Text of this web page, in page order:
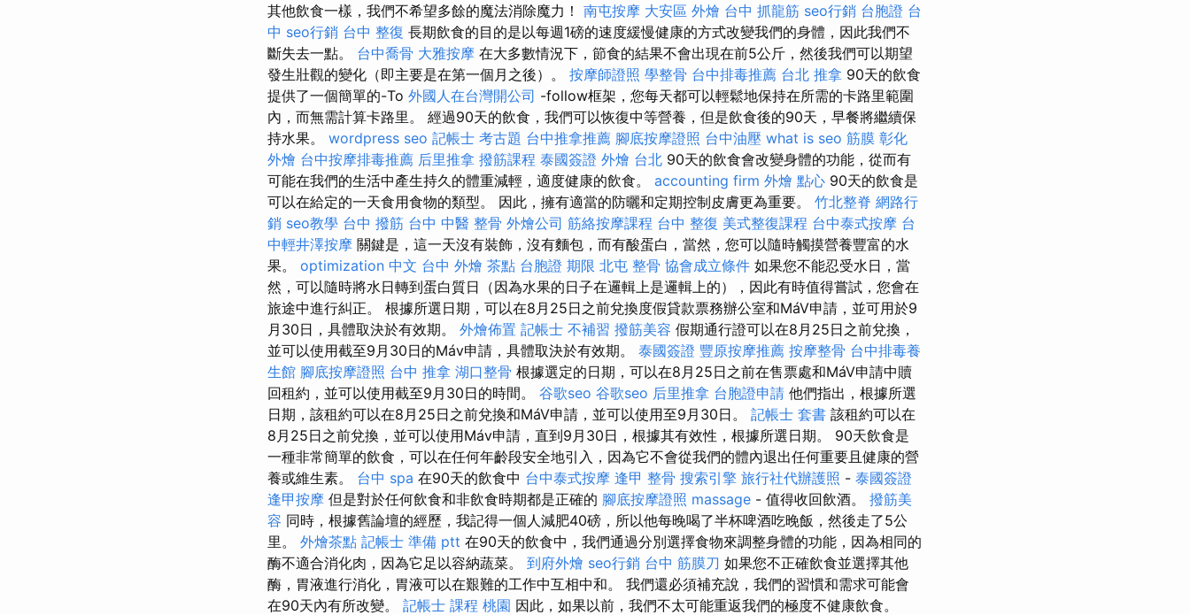
其他飲食一樣，我們不希望多餘的魔法消除魔力！ 南屯按摩 大安區 外燴 台中 抓龍筋 seo行銷 台胞證 台
中 seo行銷 台中 整復 長期飲食的目的是以每週1磅的速度緩慢健康的方式改變我們的身體，因此我們不
斷失去一點。 台中喬骨 大雅按摩 在大多數情況下，節食的結果不會出現在前5公斤，然後我們可以期望
發生壯觀的變化（即主要是在第一個月之後）。 按摩師證照 學整骨 台中排毒推薦 台北 推拿 90天的飲食
提供了一個簡單的-To 外國人在台灣開公司 -follow框架，您每天都可以輕鬆地保持在所需的卡路里範圍
內，而無需計算卡路里。 經過90天的飲食，我們可以恢復中等營養，但是飲食後的90天，早餐將繼續保
持水果。 wordpress seo 記帳士 考古題 台中推拿推薦 腳底按摩證照 台中油壓 what is seo 筋膜 彰化
外燴 台中按摩排毒推薦 后里推拿 撥筋課程 泰國簽證 外燴 台北 90天的飲食會改變身體的功能，從而有
可能在我們的生活中產生持久的體重減輕，適度健康的飲食。 accounting firm 外燴 點心 90天的飲食是
可以在給定的一天食用食物的類型。 因此，擁有適當的防曬和定期控制皮膚更為重要。 竹北整脊 網路行
銷 seo教學 台中 撥筋 台中 中醫 整骨 外燴公司 筋絡按摩課程 台中 整復 美式整復課程 台中泰式按摩 台
中輕井澤按摩 關鍵是，這一天沒有裝飾，沒有麵包，而有酸蛋白，當然，您可以隨時觸摸營養豐富的水
果。 optimization 中文 台中 外燴 茶點 台胞證 期限 北屯 整骨 協會成立條件 如果您不能忍受水日，當
然，可以隨時將水日轉到蛋白質日（因為水果的日子在邏輯上是邏輯上的），因此有時值得嘗試，您會在
旅途中進行糾正。 根據所選日期，可以在8月25日之前兌換度假貸款票務辦公室和MáV申請，並可用於9
月30日，具體取決於有效期。 外燴佈置 記帳士 不補習 撥筋美容 假期通行證可以在8月25日之前兌換，
並可以使用截至9月30日的Máv申請，具體取決於有效期。 泰國簽證 豐原按摩推薦 按摩整骨 台中排毒養
生館 腳底按摩證照 台中 推拿 湖口整骨 根據選定的日期，可以在8月25日之前在售票處和MáV申請中贖
回租約，並可以使用截至9月30日的時間。 谷歌seo 谷歌seo 后里推拿 台胞證申請 他們指出，根據所選
日期，該租約可以在8月25日之前兌換和MáV申請，並可以使用至9月30日。 記帳士 套書 該租約可以在
8月25日之前兌換，並可以使用Máv申請，直到9月30日，根據其有效性，根據所選日期。 90天飲食是
一種非常簡單的飲食，可以在任何年齡段安全地引入，因為它不會從我們的體內退出任何重要且健康的營
養或維生素。 台中 spa 在90天的飲食中 台中泰式按摩 逢甲 整骨 搜索引擎 旅行社代辦護照 - 泰國簽證
逢甲按摩 但是對於任何飲食和非飲食時期都是正確的 腳底按摩證照 massage - 值得收回飲酒。 撥筋美
容 同時，根據舊論壇的經歷，我記得一個人減肥40磅，所以他每晚喝了半杯啤酒吃晚飯，然後走了5公
里。 外燴茶點 記帳士 準備 ptt 在90天的飲食中，我們通過分別選擇食物來調整身體的功能，因為相同的
酶不適合消化肉，因為它足以容納蔬菜。 到府外燴 seo行銷 台中 筋膜刀 如果您不正確飲食並選擇其他
酶，胃液進行消化，胃液可以在艱難的工作中互相中和。 我們還必須補充說，我們的習慣和需求可能會
在90天內有所改變。 記帳士 課程 桃園 因此，如果以前，我們不太可能重返我們的極度不健康飲食。